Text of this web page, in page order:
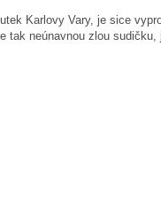
Karlovy Vary, je sice
neúnavnou zlou